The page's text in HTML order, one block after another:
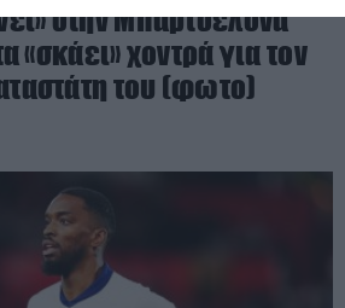
στην Μπαρτσελόνα
«σκάει» χοντρά για τον
του (φωτο)